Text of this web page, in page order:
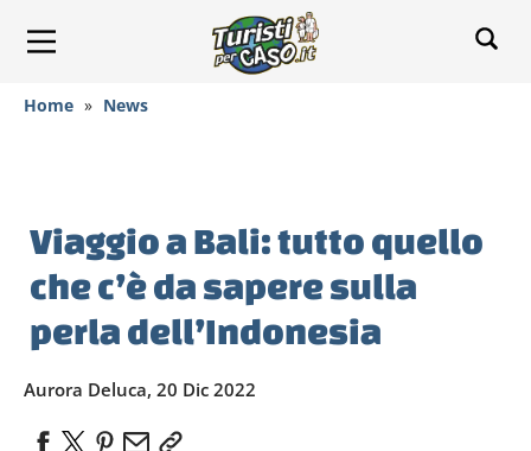
Home » News
Viaggio a Bali: tutto quello
che c’è da sapere sulla
perla dell’Indonesia
Aurora Deluca, 20 Dic 2022